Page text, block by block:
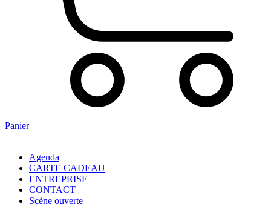
Panier
Agenda
CARTE CADEAU
ENTREPRISE
CONTACT
Scène ouverte